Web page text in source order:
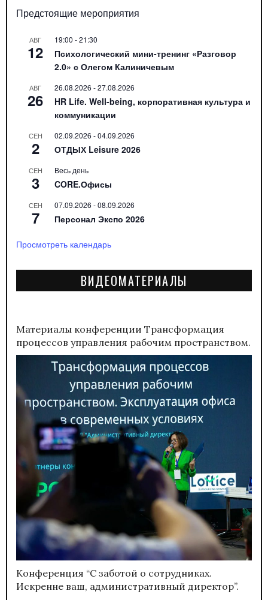
Предстоящие мероприятия
АВГ
12
19:00 -21:30
Психологический мини-тренинг «Разговор
2.0» с Олегом Калиничевым
АВГ
26
26.08.2026 -27.08.2026
HR Life. Well-being, корпоративная культура и
коммуникации
СЕН
2
02.09.2026 -04.09.2026
ОТДЫХ Leisure 2026
СЕН
3
Весь день
CORE.Офисы
СЕН
7
07.09.2026 -08.09.2026
Персонал Экспо 2026
Просмотреть календарь
ВИДЕОМАТЕРИАЛЫ
Материалы конференции Трансформация
процессов управления рабочим пространством.
Конференция “С заботой о сотрудниках.
Искренне ваш, административный директор”.